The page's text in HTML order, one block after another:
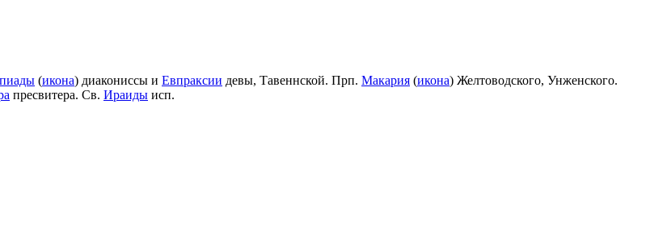
(икона) диакониссы и Евпраксии девы, Тавеннской. Прп. Макария (икона) Желтоводского, Унженского.
пресвитера. Св. Ираиды исп.